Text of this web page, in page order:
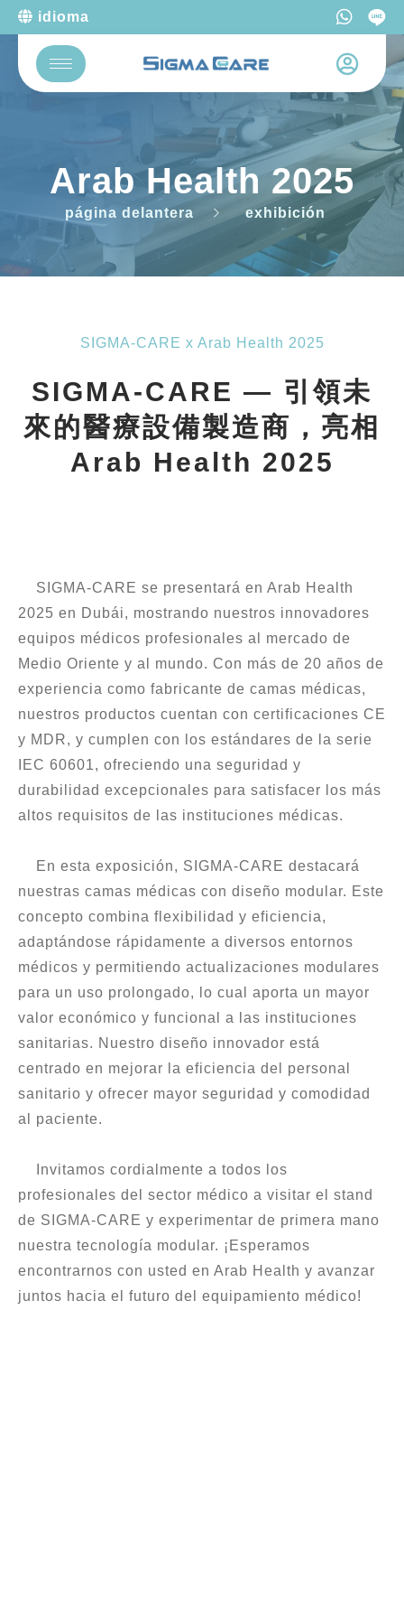
idioma
Arab Health 2025
página delantera exhibición
SIGMA-CARE x Arab Health 2025
SIGMA-CARE — 引領未
來的醫療設備製造商，亮相
Arab Health 2025
SIGMA-CARE se presentará en Arab Health
2025 en Dubái, mostrando nuestros innovadores
equipos médicos profesionales al mercado de
Medio Oriente y al mundo. Con más de 20 años de
experiencia como fabricante de camas médicas,
nuestros productos cuentan con certificaciones CE
y MDR, y cumplen con los estándares de la serie
IEC 60601, ofreciendo una seguridad y
durabilidad excepcionales para satisfacer los más
altos requisitos de las instituciones médicas.
En esta exposición, SIGMA-CARE destacará
nuestras camas médicas con diseño modular. Este
concepto combina flexibilidad y eficiencia,
adaptándose rápidamente a diversos entornos
médicos y permitiendo actualizaciones modulares
para un uso prolongado, lo cual aporta un mayor
valor económico y funcional a las instituciones
sanitarias. Nuestro diseño innovador está
centrado en mejorar la eficiencia del personal
sanitario y ofrecer mayor seguridad y comodidad
al paciente.
Invitamos cordialmente a todos los
profesionales del sector médico a visitar el stand
de SIGMA-CARE y experimentar de primera mano
nuestra tecnología modular. ¡Esperamos
encontrarnos con usted en Arab Health y avanzar
juntos hacia el futuro del equipamiento médico!